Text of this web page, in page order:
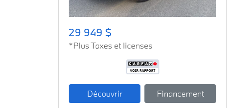
29 949 $
*Plus Taxes et licenses
Découvrir Financement